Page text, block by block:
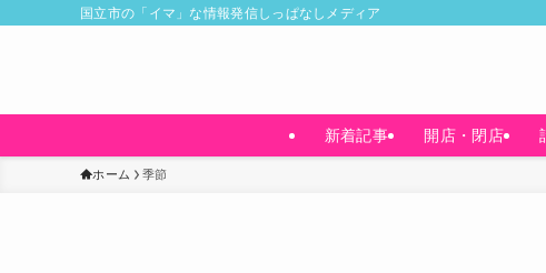
国立市の「イマ」な情報発信しっぱなしメディア
新着記事 開店・閉店
ホーム 季節